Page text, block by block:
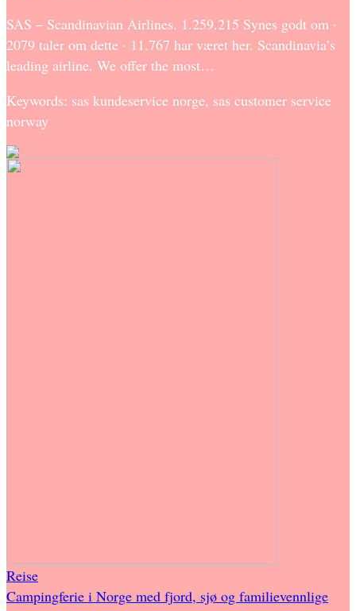
SAS – Scandinavian Airlines. 1.259.215 Synes godt om ·
2079 taler om dette · 11.767 har været her. Scandinavia’s
leading airline. We offer the most…
Keywords: sas kundeservice norge, sas customer service
norway
Reise
Campingferie i Norge med fjord, sjø og familievennlige